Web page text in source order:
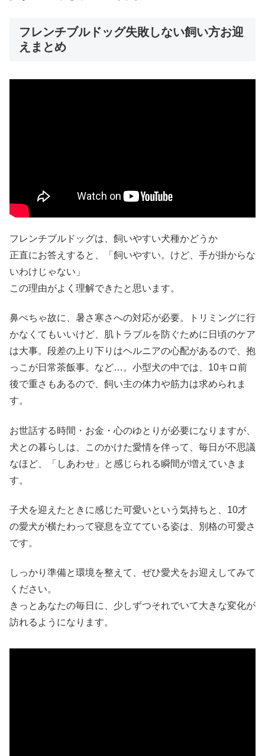
フレンチブルドッグ失敗しない飼い方お迎
えまとめ
フレンチブルドッグは、飼いやすい犬種かどうか
正直にお答えすると、「飼いやすい。けど、手が掛からな
いわけじゃない」
この理由がよく理解できたと思います。
鼻ぺちゃ故に、暑さ寒さへの対応が必要。トリミングに行
かなくてもいいけど、肌トラブルを防ぐために日頃のケア
は大事。段差の上り下りはヘルニアの心配があるので、抱
っこが日常茶飯事。など…。小型犬の中では、10キロ前
後で重さもあるので、飼い主の体力や筋力は求められま
す。
お世話する時間・お金・心のゆとりが必要になりますが、
犬との暮らしは、このかけた愛情を伴って、毎日が不思議
なほど、「しあわせ」と感じられる瞬間が増えていきま
す。
子犬を迎えたときに感じた可愛いという気持ちと、10才
の愛犬が横たわって寝息を立てている姿は、別格の可愛さ
です。
しっかり準備と環境を整えて、ぜひ愛犬をお迎えしてみて
ください。
きっとあなたの毎日に、少しずつそれでいて大きな変化が
訪れるようになります。